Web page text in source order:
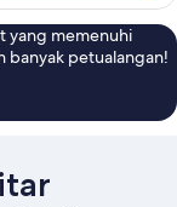
yang memenuhi
banyak petualangan!